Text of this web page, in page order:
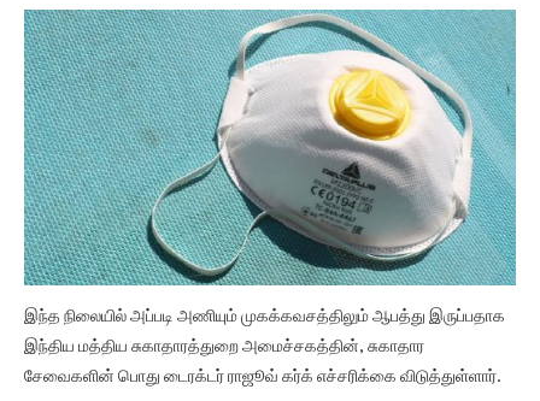
இந்த நிலையில் அப்படி அணியும் முகக்கவசத்திலும் ஆபத்து இருப்பதாக
இந்திய மத்திய சுகாதாரத்துறை அமைச்சகத்தின், சுகாதார
சேவைகளின் பொது டைரக்டர் ராஜூவ் கர்க் எச்சரிக்கை விடுத்துள்ளார்.